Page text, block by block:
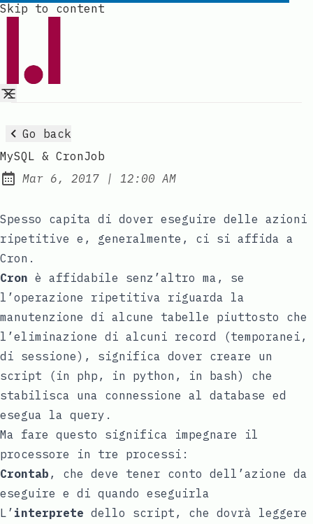
Skip to content
Go back
MySQL & CronJob
Published:
Mar 6, 2017 | at
12:00 AM
Spesso capita di dover eseguire delle azioni
ripetitive e, generalmente, ci si affida a
Cron .
Cron è affidabile senz’altro ma, se
l’operazione ripetitiva riguarda la
manutenzione di alcune tabelle piuttosto che
l’eliminazione di alcuni record (temporanei,
di sessione), significa dover creare un
script (in php, in python, in bash) che
stabilisca una connessione al database ed
esegua la query.
Ma fare questo significa impegnare il
processore in tre processi:
Crontab , che deve tener conto dell’azione da
eseguire e di quando eseguirla
L’ interprete dello script, che dovrà leggere